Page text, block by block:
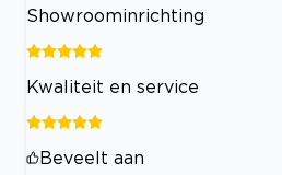
Showroominrichting
Kwaliteit en service
Beveelt aan